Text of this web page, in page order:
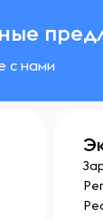
с нами